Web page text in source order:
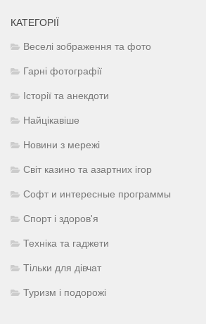
КАТЕГОРІЇ
Веселі зображення та фото
Гарні фотографії
Історії та анекдоти
Найцікавіше
Новини з мережі
Світ казино та азартних ігор
Софт и интересные программы
Спорт і здоров'я
Техніка та гаджети
Тільки для дівчат
Туризм і подорожі